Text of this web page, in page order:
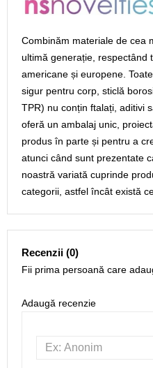
Combinăm materiale de cea
ultimă generație, respectând
americane și europene.
sigur pentru corp, sticlă
TPR) nu conțin ftalați, aditivi
oferă un ambalaj unic,
produs în parte și pentru a
atunci când sunt prezentate
noastră variată cuprinde
categorii, astfel încât există
Recenzii (0)
Fii prima persoană care
Adaugă recenzie